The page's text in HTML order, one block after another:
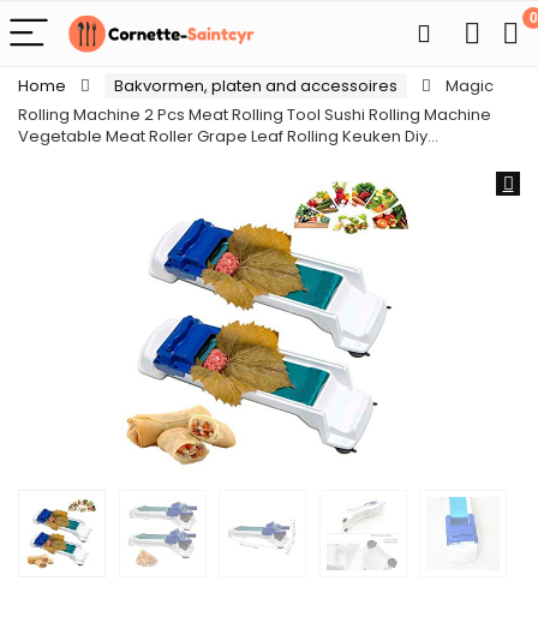
0
Home Bakvormen, platen and accessoires
Magic
Rolling Machine 2 Pcs Meat Rolling Tool Sushi Rolling Machine
Vegetable Meat Roller Grape Leaf Rolling Keuken Diy…